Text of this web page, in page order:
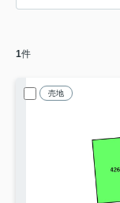
1件
売地